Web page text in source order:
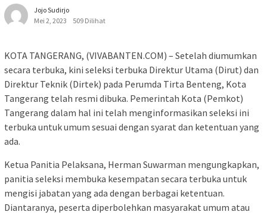
Jojo Sudirjo
Mei 2, 2023
509 Dilihat
KOTA TANGERANG, (VIVABANTEN.COM) – Setelah diumumkan
secara terbuka, kini seleksi terbuka Direktur Utama (Dirut) dan
Direktur Teknik (Dirtek) pada Perumda Tirta Benteng, Kota
Tangerang telah resmi dibuka. Pemerintah Kota (Pemkot)
Tangerang dalam hal ini telah menginformasikan seleksi ini
terbuka untuk umum sesuai dengan syarat dan ketentuan yang
ada.
Ketua Panitia Pelaksana, Herman Suwarman mengungkapkan,
panitia seleksi membuka kesempatan secara terbuka untuk
mengisi jabatan yang ada dengan berbagai ketentuan.
Diantaranya, peserta diperbolehkan masyarakat umum atau